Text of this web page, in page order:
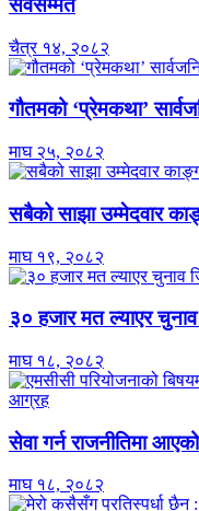
सर्वसम्मत
चैत्र १४, २०८२
गौतमको ‘प्रेमकथा’
माघ २५, २०८२
सबैको साझा उम्मेदवार
माघ १९, २०८२
३० हजार मत ल्याएर
माघ १८, २०८२
सेवा गर्न राजनीतिमा
माघ १८, २०८२